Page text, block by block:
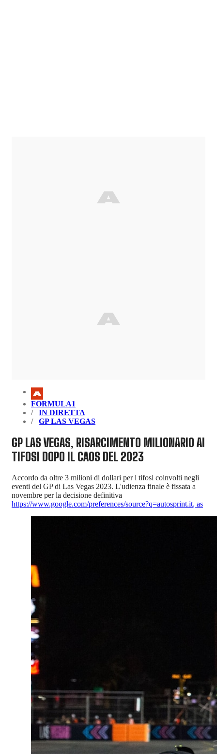
FORMULA1
IN DIRETTA
GP LAS VEGAS
GP LAS VEGAS, RISARCIMENTO MILIONARIO AI
TIFOSI DOPO IL CAOS DEL 2023
Accordo da oltre 3 milioni di dollari per i tifosi coinvolti negli
eventi del GP di Las Vegas 2023. L'udienza finale è fissata a
novembre per la decisione definitiva
https://www.google.com/preferences/source?q=autosprint.it, as